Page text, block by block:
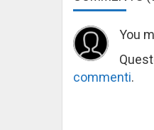
You
commenti.